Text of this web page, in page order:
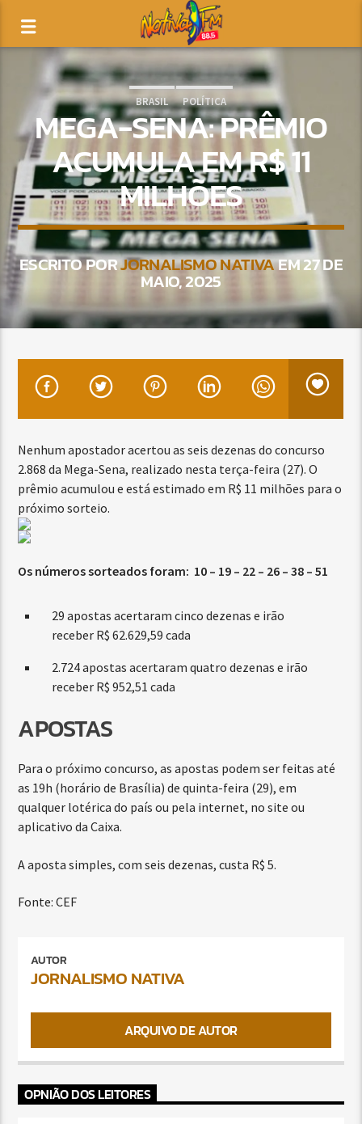
BRASIL POLÍTICA
MEGA-SENA: PRÊMIO
ACUMULA EM R$ 11
MILHÕES
ESCRITO PORJORNALISMO NATIVAEM 27 DE
MAIO, 2025
Nenhum apostador acertou as seis dezenas do concurso
2.868 da Mega-Sena, realizado nesta terça-feira (27). O
prêmio acumulou e está estimado em R$ 11 milhões para o
próximo sorteio.
Os números sorteados foram: 10 – 19 – 22 – 26 – 38 – 51
29 apostas acertaram cinco dezenas e irão
receber R$ 62.629,59 cada
2.724 apostas acertaram quatro dezenas e irão
receber R$ 952,51 cada
APOSTAS
Para o próximo concurso, as apostas podem ser feitas até
as 19h (horário de Brasília) de quinta-feira (29), em
qualquer lotérica do país ou pela internet, no site ou
aplicativo da Caixa.
A aposta simples, com seis dezenas, custa R$ 5.
Fonte: CEF
AUTOR
JORNALISMO NATIVA
ARQUIVO DE AUTOR
OPNIÃO DOS LEITORES